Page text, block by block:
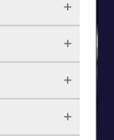
en
worden
site
Zo